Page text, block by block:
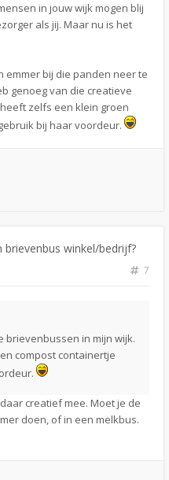
in jouw wijk mogen blij
als jij. Maar nu is het
emmer bij die panden neer te
genoeg van die creatieve
zelfs een klein groen
bij haar voordeur.
brievenbus winkel/bedrijf?
7
brievenbussen in mijn wijk.
compost containertje
creatief mee. Moet je de
doen, of in een melkbus.